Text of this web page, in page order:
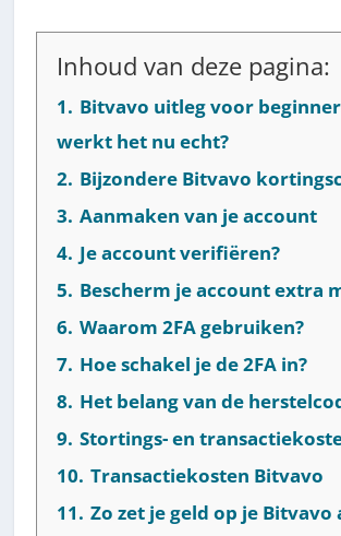
Inhoud van deze pagina:
1. Bitvavo uitleg voor
werkt het nu echt?
2. Bijzondere Bitvavo
3. Aanmaken van je account
4. Je account verifiëren?
5. Bescherm je account extra
6. Waarom 2FA gebruiken?
7. Hoe schakel je de 2FA in?
8. Het belang van de
9. Stortings- en
10. Transactiekosten Bitvavo
11. Zo zet je geld op je Bitvavo